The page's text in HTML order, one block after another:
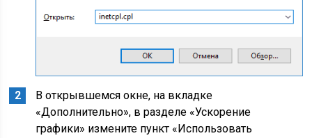
В открывшемся окне, на вкладке
«Дополнительно», в разделе «Ускорение
графики» измените пункт «Использовать